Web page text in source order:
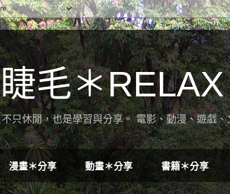
睫毛＊RELAX
不只休閒，也是學習與分享。 電影、動漫、遊戲
漫畫＊分享 動畫＊分享 書籍＊分享